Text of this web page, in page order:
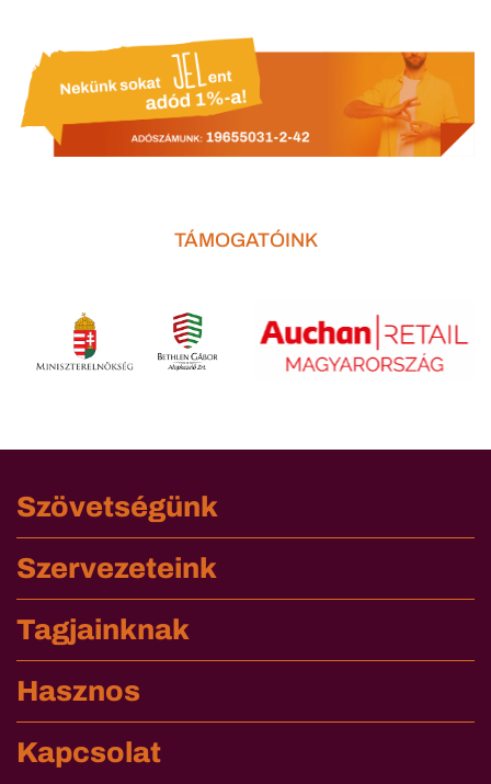
TÁMOGATÓINK
Szövetségünk
Szervezeteink
Tagjainknak
Hasznos
Kapcsolat